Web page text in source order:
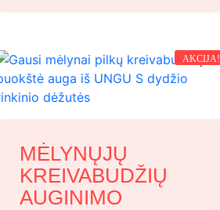
AKCIJA!
MĖLYNŲJŲ
KREIVABUDŽIŲ
AUGINIMO